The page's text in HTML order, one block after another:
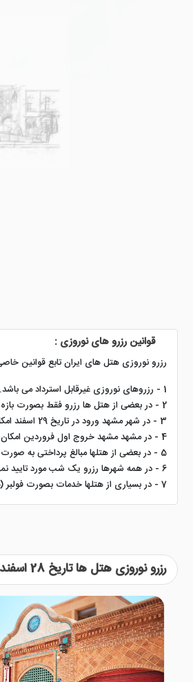
قوانین رزرو های نوروزی :
رزرو نوروزی هتل های ایران تابع قوانین
1 - رزروهای نوروزی غیرقابل استرداد می باشد.
2 - در بعضی از هتل ها رزرو فقط بصورت بازه های سه یا چهار شب می باشد و در غیر بازه های مشخص رزرو امکان پذیر نمی باشد
3 - در شهر مشهد ورود در تاریخ 29 اسفند امکانپذیر نمی باشد.
4 - در مشهد مشهد خروج اول فروردین امکان پذیر نمی باشد.
5 - در بعضی از هتلها مبالغ پرداختی به صورت علی الحساب می باشد و ممکن است مبالغ برای رزرو نوروز تغییر پیدا کند.
6 - در همه شهرها رزرو یک شب مورد تایید نمی باشد.
7 - در بسیاری از هتلها خدمات بصورت فولبر (همراه با صبحانه، ناهار و شام) یا هافبرد (صبحانه و شام) می باشد.
رزرو نوروزی هتل ها تاریخ 28 اسفند تا 2 فرودین